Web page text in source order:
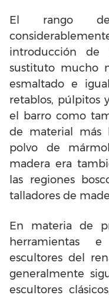
El rango
introducción
sustituto mucho
esmaltado e
retablos, púlpitos
el barro como
de material
polvo de
madera era
las regiones
talladores de
En materia de
herramientas
escultores del
generalmente
escultores